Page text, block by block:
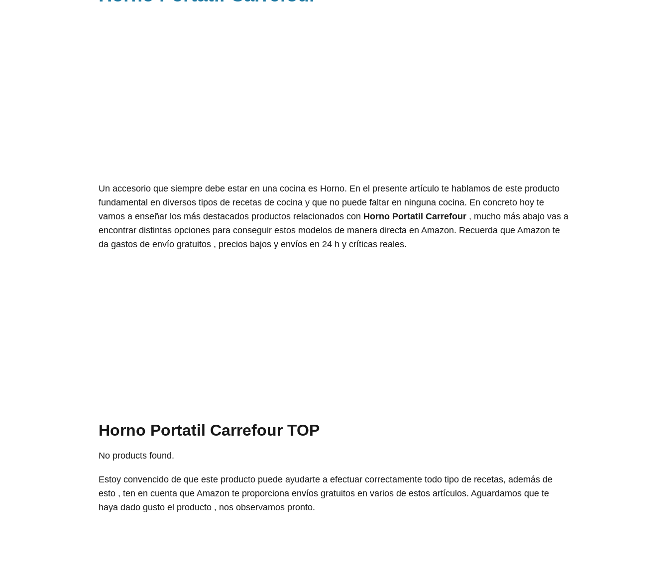
Un accesorio que siempre debe estar en una cocina es Horno. En el presente artículo te hablamos de este producto
fundamental en diversos tipos de recetas de cocina y que no puede faltar en ninguna cocina. En concreto hoy te
vamos a enseñar los más destacados productos relacionados con Horno Portatil Carrefour , mucho más abajo vas a
encontrar distintas opciones para conseguir estos modelos de manera directa en Amazon. Recuerda que Amazon te
da gastos de envío gratuitos , precios bajos y envíos en 24 h y críticas reales.
Horno Portatil Carrefour TOP
No products found.
Estoy convencido de que este producto puede ayudarte a efectuar correctamente todo tipo de recetas, además de
esto , ten en cuenta que Amazon te proporciona envíos gratuitos en varios de estos artículos. Aguardamos que te
haya dado gusto el producto , nos observamos pronto.